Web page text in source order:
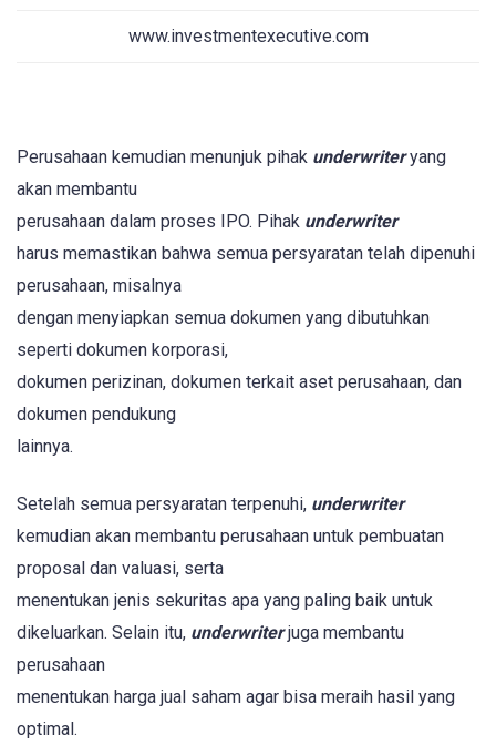
www.investmentexecutive.com
Perusahaan kemudian menunjuk pihak underwriter yang
akan membantu
perusahaan dalam proses IPO. Pihak underwriter
harus memastikan bahwa semua persyaratan telah dipenuhi
perusahaan, misalnya
dengan menyiapkan semua dokumen yang dibutuhkan
seperti dokumen korporasi,
dokumen perizinan, dokumen terkait aset perusahaan, dan
dokumen pendukung
lainnya.
Setelah semua persyaratan terpenuhi, underwriter
kemudian akan membantu perusahaan untuk pembuatan
proposal dan valuasi, serta
menentukan jenis sekuritas apa yang paling baik untuk
dikeluarkan. Selain itu, underwriter juga membantu
perusahaan
menentukan harga jual saham agar bisa meraih hasil yang
optimal.